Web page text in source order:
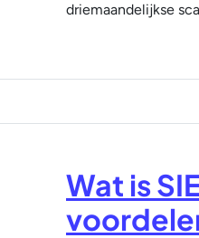
driemaandelijkse
Wat is